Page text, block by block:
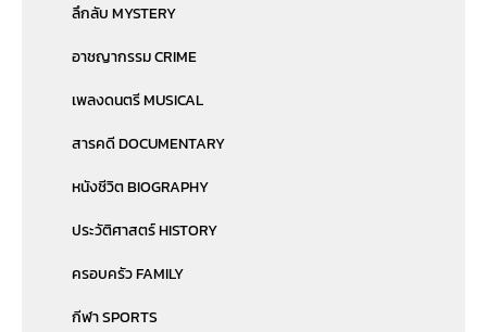
ลึกลับ MYSTERY
อาชญากรรม CRIME
เพลงดนตรี MUSICAL
สารคดี DOCUMENTARY
หนังชีวิต BIOGRAPHY
ประวัติศาสตร์ HISTORY
ครอบครัว FAMILY
กีฬา SPORTS